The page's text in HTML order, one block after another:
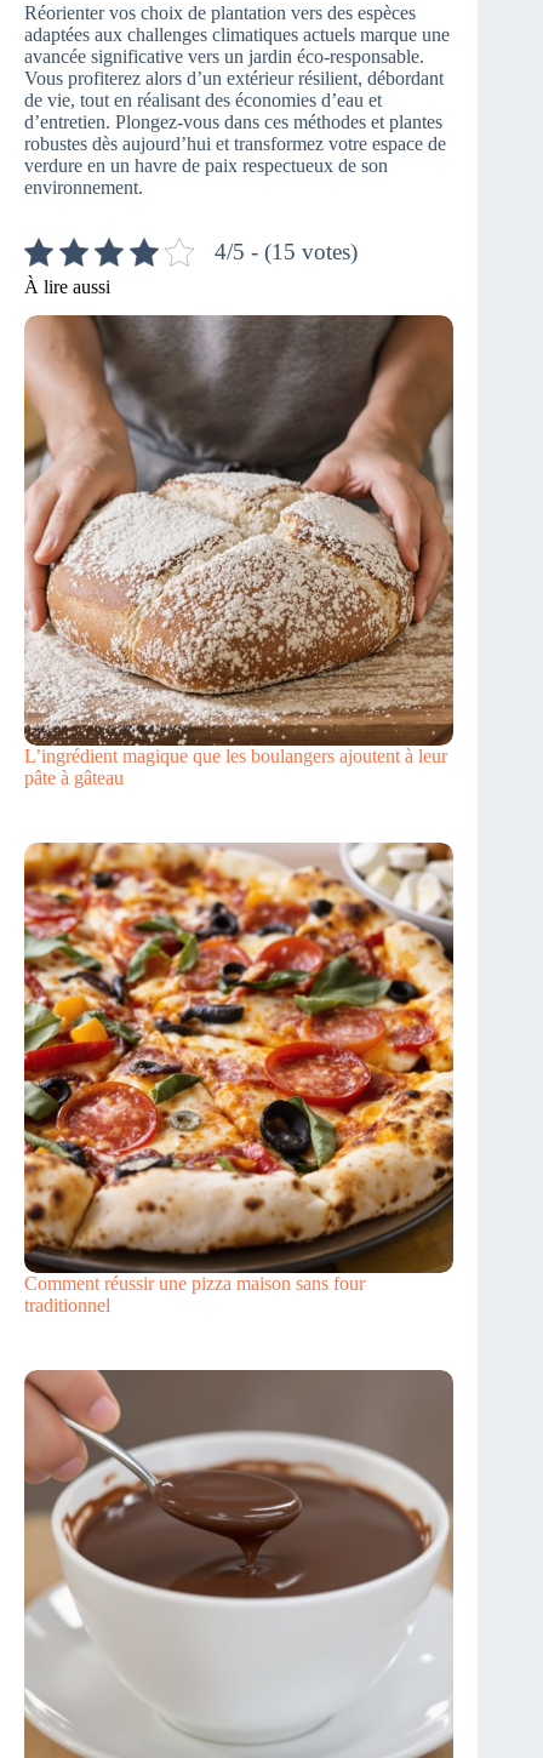
Réorienter vos choix de plantation vers des espèces
adaptées aux challenges climatiques actuels marque une
avancée significative vers un jardin éco-responsable.
Vous profiterez alors d’un extérieur résilient, débordant
de vie, tout en réalisant des économies d’eau et
d’entretien. Plongez-vous dans ces méthodes et plantes
robustes dès aujourd’hui et transformez votre espace de
verdure en un havre de paix respectueux de son
environnement.
4/5 - (15 votes)
À lire aussi
L’ingrédient magique que les boulangers ajoutent à leur
pâte à gâteau
Comment réussir une pizza maison sans four
traditionnel